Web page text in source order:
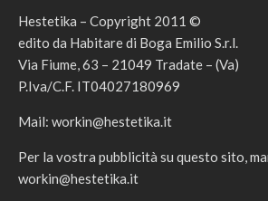
Hestetika – Copyright 2011 ©
edito da Habitare di Boga Emilio S.r.l.
Via Fiume, 63 – 21049 Tradate – (Va)
P.Iva/C.F. IT04027180969
Mail: workin@hestetika.it
Per la vostra pubblicità su questo sito,
workin@hestetika.it